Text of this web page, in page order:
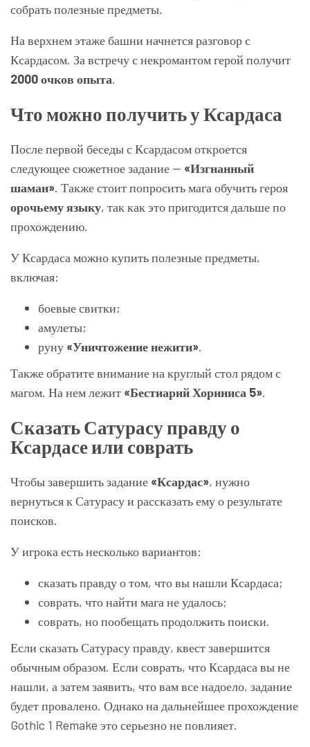
собрать полезные предметы.
На верхнем этаже башни начнется разговор с
Ксардасом. За встречу с некромантом герой получит
2000 очков опыта.
Что можно получить у Ксардаса
После первой беседы с Ксардасом откроется
следующее сюжетное задание — «Изгнанный
шаман». Также стоит попросить мага обучить героя
орочьему языку, так как это пригодится дальше по
прохождению.
У Ксардаса можно купить полезные предметы,
включая:
боевые свитки;
амулеты;
руну «Уничтожение нежити».
Также обратите внимание на круглый стол рядом с
магом. На нем лежит «Бестиарий Хориниса 5».
Сказать Сатурасу правду о
Ксардасе или соврать
Чтобы завершить задание «Ксардас», нужно
вернуться к Сатурасу и рассказать ему о результате
поисков.
У игрока есть несколько вариантов:
сказать правду о том, что вы нашли Ксардаса;
соврать, что найти мага не удалось;
соврать, но пообещать продолжить поиски.
Если сказать Сатурасу правду, квест завершится
обычным образом. Если соврать, что Ксардаса вы не
нашли, а затем заявить, что вам все надоело, задание
будет провалено. Однако на дальнейшее прохождение
Gothic 1 Remake это серьезно не повлияет.